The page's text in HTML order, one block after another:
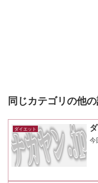
同じカテゴリの他
ダイエット
今